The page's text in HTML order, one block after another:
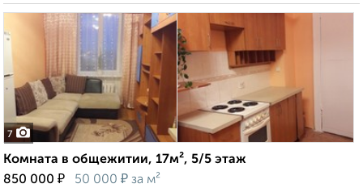
7
Комната в общежитии, 17м², 5/5 этаж
850 000 ₽ 50 000 ₽ за м²